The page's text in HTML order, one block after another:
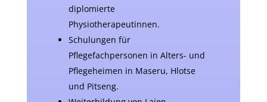
diplomierte
Physiotherapeutinnen.
Schulungen für
Pflegefachpersonen in Alters- und
Pflegeheimen in Maseru, Hlotse
und Pitseng.